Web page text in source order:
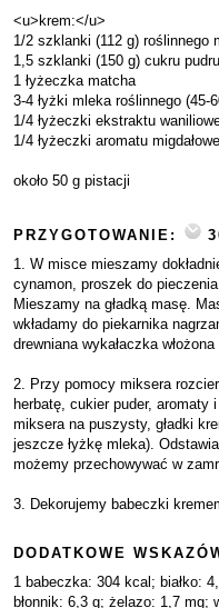
<u>krem:</u>
1/2 szklanki (112 g) roślinnego
1,5 szklanki (150 g) cukru pudru
1 łyżeczka matcha
3-4 łyżki mleka roślinnego (45-
1/4 łyżeczki ekstraktu
1/4 łyżeczki aromatu
około 50 g pistacji
PRZYGOTOWANIE:
1. W misce mieszamy
cynamon, proszek do
Mieszamy na gładką masę.
wkładamy do piekarnika
drewniana wykałaczka
2. Przy pomocy miksera
herbatę, cukier puder, aromaty
miksera na puszysty, gładki
jeszcze łyżkę mleka).
możemy przechowywać w
3. Dekorujemy babeczki
DODATKOWE
1 babeczka: 304 kcal; białko:
błonnik: 6,3 g; żelazo: 1,7